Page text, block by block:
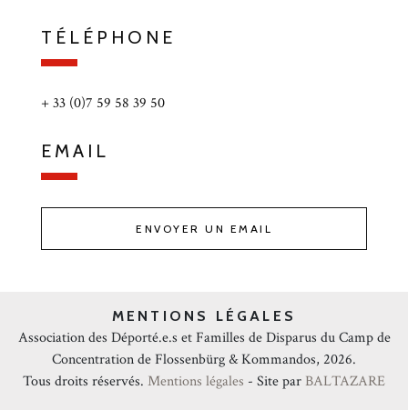
TÉLÉPHONE
+ 33 (0)7 59 58 39 50
EMAIL
ENVOYER UN EMAIL
MENTIONS LÉGALES
Association des Déporté.e.s et Familles de Disparus du Camp de
Concentration de Flossenbürg & Kommandos, 2026.
Tous droits réservés. Mentions légales - Site par BALTAZARE